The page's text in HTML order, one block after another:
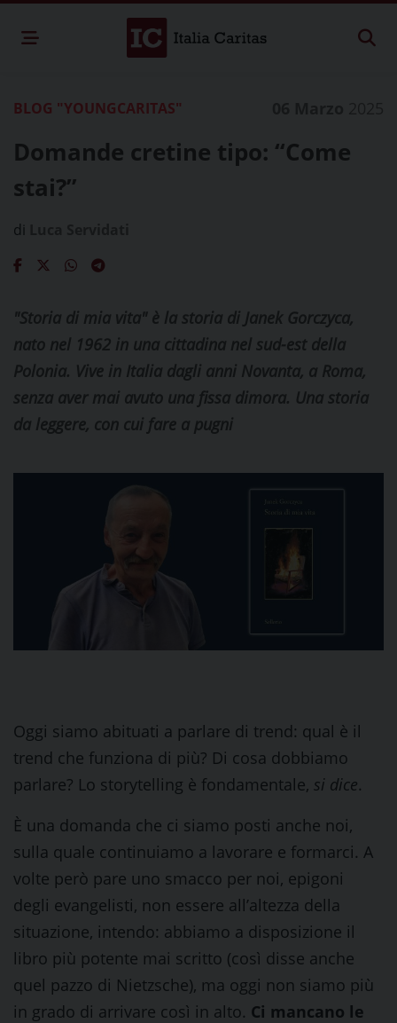
BLOG "YOUNGCARITAS"
Domande cretine tipo: “Come
stai?”
di
"Storia di mia vita" è la storia di Janek Gorczyca,
nato nel 1962 in una cittadina nel sud-est della
Polonia. Vive in Italia dagli anni Novanta, a Roma,
senza aver mai avuto una fissa dimora. Una storia
da leggere, con cui fare a pugni
Oggi siamo abituati a parlare di trend: qual è il
trend che funziona di più? Di cosa dobbiamo
parlare? Lo storytelling è fondamentale, si dice.
È una domanda che ci siamo posti anche noi,
sulla quale continuiamo a lavorare e formarci. A
volte però pare uno smacco per noi, epigoni
degli evangelisti, non essere all’altezza della
situazione, intendo: abbiamo a disposizione il
libro più potente mai scritto (così disse anche
quel pazzo di Nietzsche), ma oggi non siamo più
in grado di arrivare così in alto. Ci mancano le